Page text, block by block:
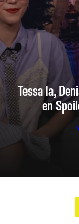
Tessa Ia,
en